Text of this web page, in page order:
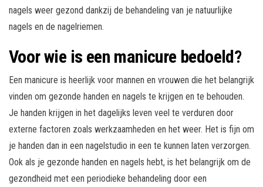
nagels weer gezond dankzij de behandeling van je natuurlijke
nagels en de nagelriemen.
Voor wie is een manicure bedoeld?
Een manicure is heerlijk voor mannen en vrouwen die het belangrijk
vinden om gezonde handen en nagels te krijgen en te behouden.
Je handen krijgen in het dagelijks leven veel te verduren door
externe factoren zoals werkzaamheden en het weer. Het is fijn om
je handen dan in een nagelstudio in een te kunnen laten verzorgen.
Ook als je gezonde handen en nagels hebt, is het belangrijk om de
gezondheid met een periodieke behandeling door een